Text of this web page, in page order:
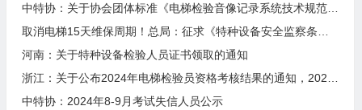
中特协：关于协会团体标准《电梯检验音像记录系统技术规范》征求意见的通知
河南：关于特种设备检验人员证书领取的通知
中特协：2024年8-9月考试失信人员公示